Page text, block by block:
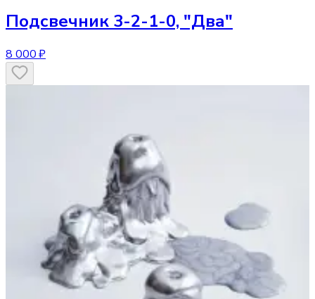
Подсвечник 3-2-1-0, "Два"
8 000 ₽